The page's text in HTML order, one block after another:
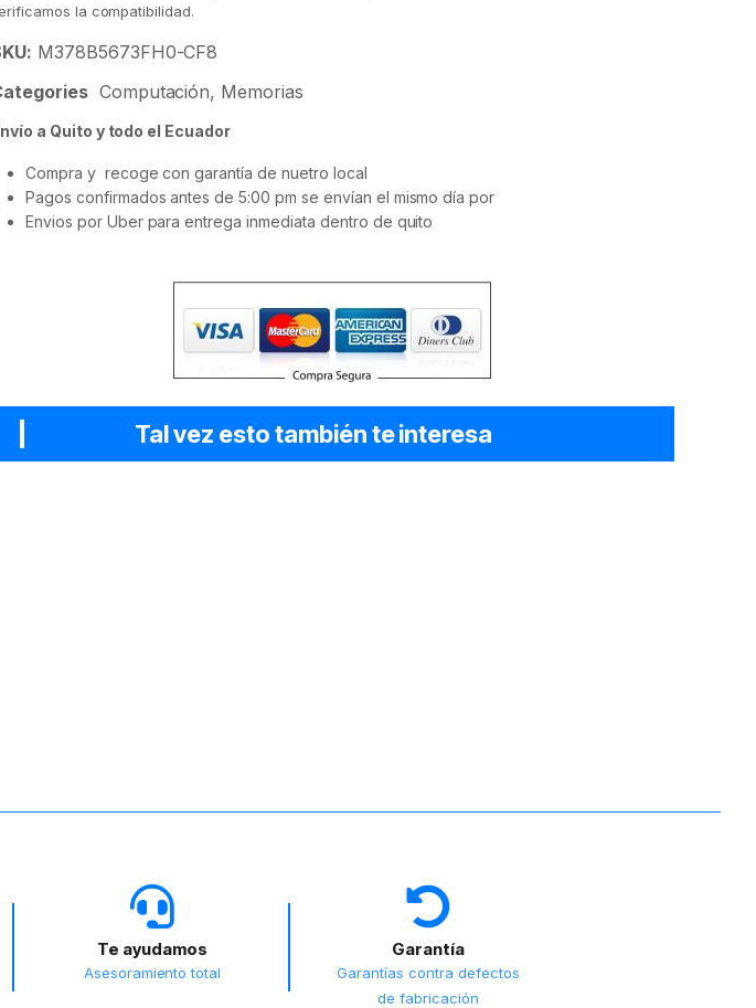
la compatibilidad.
M378B5673FH0-CF8
Computación, Memorias
a Quito y todo el Ecuador
Compra y recoge con garantía de nuetro local
Pagos confirmados antes de 5:00 pm se envían el mismo día por
Envios por Uber para entrega inmediata dentro de quito
Tal vez esto también te interesa
Te ayudamos
Asesoramiento total
Garantía
Garantías contra defectos
de fabricación